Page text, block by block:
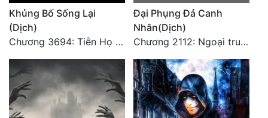
Khủng Bố Sống Lại
(Dịch)
Chương 3694: Tiễn Họ Đoạn Đường Cuối - Hoàn
Đại Phụng Đả Canh
Nhân(Dịch)
Chương 2112: Ngoại truyện 3 - Tiệc mừng công